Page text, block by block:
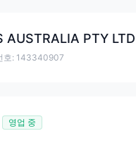
AUSTRALIA PTY LTD
호: 143340907
영업 중